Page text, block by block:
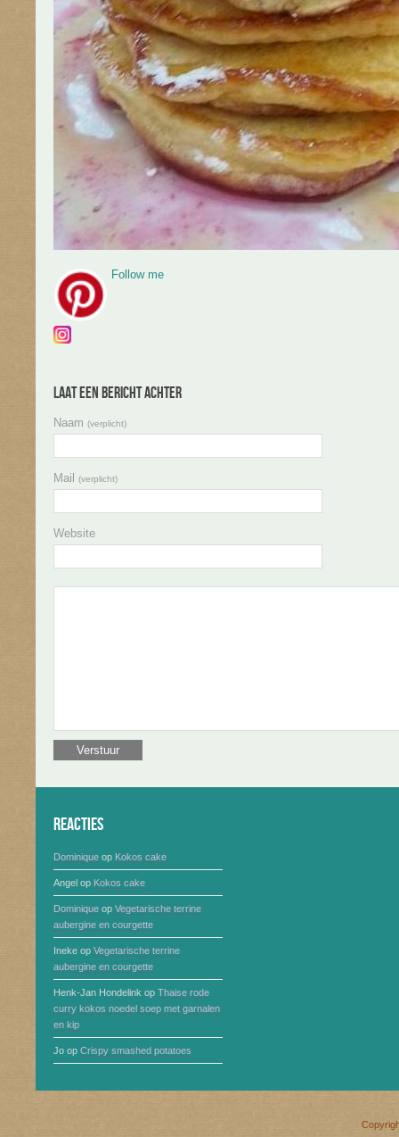
Follow me
Laat een bericht achter
Naam (verplicht)
Mail (verplicht)
Website
Reacties
Dominique op Kokos cake
Angel op Kokos cake
Dominique op Vegetarische terrine
aubergine en courgette
Ineke op Vegetarische terrine
aubergine en courgette
Henk-Jan Hondelink op Thaise rode
curry kokos noedel soep met garnalen
en kip
Jo op Crispy smashed potatoes